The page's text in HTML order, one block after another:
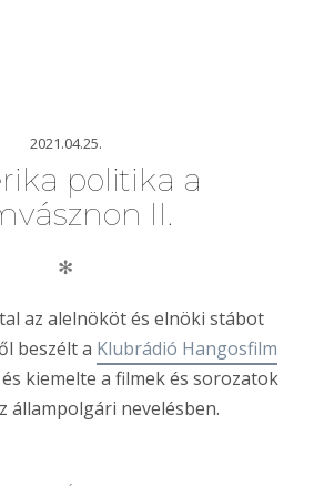
2021.04.25.
politika a
II.
✻
az alelnököt és elnöki stábot
beszélt a Klubrádió Hangosfilm
kiemelte a filmek és sorozatok
állampolgári nevelésben.